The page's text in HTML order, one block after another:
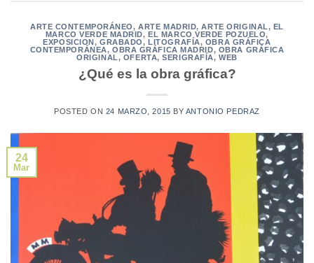
ARTE CONTEMPORÁNEO,ARTE MADRID,ARTE ORIGINAL, EL
MARCO VERDE MADRID, EL MARCO VERDE POZUELO,
EXPOSICION ,GRABADO, LITOGRAFÍA, OBRA GRÁFICA
CONTEMPORÁNEA, OBRA GRÁFICA MADRID, OBRA GRÁFICA
ORIGINAL, OFERTA,SERIGRAFÍA,WEB
¿Qué es la obra gráfica?
POSTED ON 24 MARZO, 2015 BY ANTONIO PEDRAZ
24
Mar